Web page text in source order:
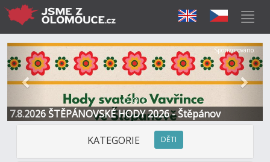
7.8.2026 ŠTĚPÁNOVSKÉ HODY 2026 - Štěpánov
Předchozí Další
Sponzorováno
KATEGORIE DĚTI